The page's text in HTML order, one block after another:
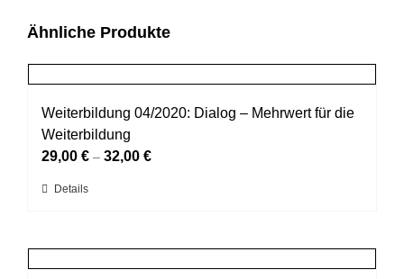
Ähnliche Produkte
Weiterbildung 04/2020: Dialog – Mehrwert für die
Weiterbildung
29,00 € – 32,00 €
Dieses
mehrere
Varianten
Details